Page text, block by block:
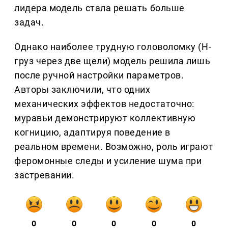
лидера модель стала решать больше
задач.
Однако наиболее трудную головоломку (Н-
груз через две щели) модель решила лишь
после ручной настройки параметров.
Авторы заключили, что одних
механических эффектов недостаточно:
муравьи демонстрируют коллективную
когницию, адаптируя поведение в
реальном времени. Возможно, роль играют
феромонные следы и усиление шума при
застревании.
0 0 0 0 0